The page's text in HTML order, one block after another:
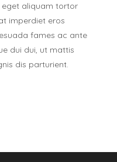
eget aliquam tortor
imperdiet eros
fames ac ante
dui dui, ut mattis
dis parturient.